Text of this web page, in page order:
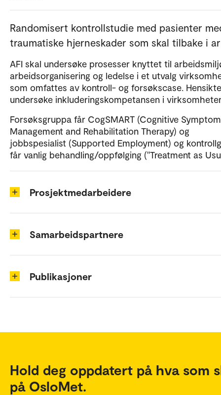
Randomisert kontrollstudie med pasienter
traumatiske hjerneskader som skal tilbake i
AFI skal undersøke prosesser knyttet til
arbeidsorganisering og ledelse i et utvalg
som omfattes av kontroll- og forsøkscase.
undersøke inkluderingskompetansen i
Forsøksgruppa får CogSMART (Cognitive Symptom
Management and Rehabilitation Therapy) og
jobbspesialist (Supported Employment) og
får vanlig behandling/oppfølging ("Treatment as
Prosjektmedarbeidere
Samarbeidspartnere
Publikasjoner
Hold deg oppdatert på hva som
på OsloMet.